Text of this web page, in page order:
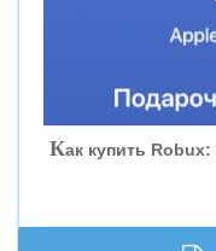
«БАНК ГЛОБЭКС»
«СОВКОМБАНК»
Как купить